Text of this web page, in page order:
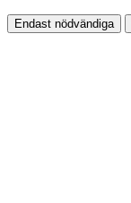
Endast nödvändiga